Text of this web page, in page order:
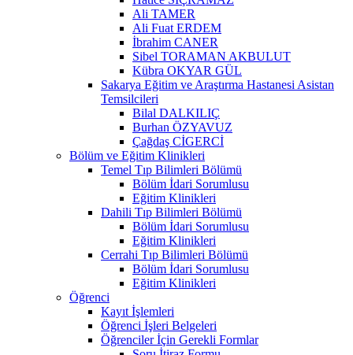
Ali TAMER
Ali Fuat ERDEM
İbrahim CANER
Sibel TORAMAN AKBULUT
Kübra OKYAR GÜL
Sakarya Eğitim ve Araştırma Hastanesi Asistan
Temsilcileri
Bilal DALKILIÇ
Burhan ÖZYAVUZ
Çağdaş CİGERCİ
Bölüm ve Eğitim Klinikleri
Temel Tıp Bilimleri Bölümü
Bölüm İdari Sorumlusu
Eğitim Klinikleri
Dahili Tıp Bilimleri Bölümü
Bölüm İdari Sorumlusu
Eğitim Klinikleri
Cerrahi Tıp Bilimleri Bölümü
Bölüm İdari Sorumlusu
Eğitim Klinikleri
Öğrenci
Kayıt İşlemleri
Öğrenci İşleri Belgeleri
Öğrenciler İçin Gerekli Formlar